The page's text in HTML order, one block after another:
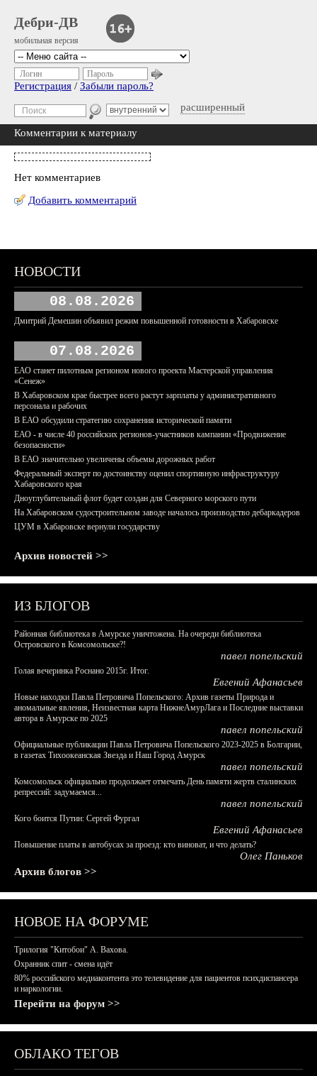
Дебри-ДВ
мобильная версия
расширенный
Логин Пароль
Регистрация / Забыли пароль?
Комментарии к материалу
Нет комментариев
Добавить комментарий
НОВОСТИ
08.08.2026
Дмитрий Демешин объявил режим повышенной готовности в Хабаровске
07.08.2026
ЕАО станет пилотным регионом нового проекта Мастерской управления
«Сенеж»
В Хабаровском крае быстрее всего растут зарплаты у административного
персонала и рабочих
В ЕАО обсудили стратегию сохранения исторической памяти
ЕАО - в числе 40 российских регионов-участников кампании «Продвижение
безопасности»
В ЕАО значительно увеличены объемы дорожных работ
Федеральный эксперт по достоинству оценил спортивную инфраструктуру
Хабаровского края
Дноуглубительный флот будет создан для Северного морского пути
На Хабаровском судостроительном заводе началось производство дебаркадеров
ЦУМ в Хабаровске вернули государству
Архив новостей >>
ИЗ БЛОГОВ
Районная библиотека в Амурске уничтожена. На очереди библиотека
Островского в Комсомольске?!
павел попельский
Голая вечеринка Роснано 2015г. Итог.
Евгений Афанасьев
Новые находки Павла Петровича Попельского: Архив газеты Природа и
аномальные явления, Неизвестная карта НижнеАмурЛага и Последние выставки
автора в Амурске по 2025
павел попельский
Официальные публикации Павла Петровича Попельского 2023-2025 в Болгарии,
в газетах Тихоокеанская Звезда и Наш Город Амурск
павел попельский
Комсомольск официально продолжает отмечать День памяти жертв сталинских
репрессий: задумаемся...
павел попельский
Кого боится Путин: Сергей Фургал
Евгений Афанасьев
Повышение платы в автобусах за проезд: кто виноват, и что делать?
Олег Паньков
Архив блогов >>
НОВОЕ НА ФОРУМЕ
Трилогия "Китобои" А. Вахова.
Охранник спит - смена идёт
80% российского медиаконтента это телевидение для пациентов психдиспансера
и наркологии.
Перейти на форум >>
ОБЛАКО ТЕГОВ